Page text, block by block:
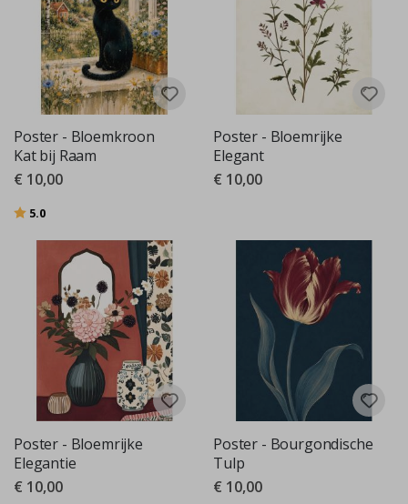
Poster - Bloemkroon
Kat bij Raam
€ 10,00
Beoordeling:
5.0
Poster - Bloemrijke
Elegant
€ 10,00
Poster - Bloemrijke
Elegantie
€ 10,00
Poster - Bourgondische
Tulp
€ 10,00